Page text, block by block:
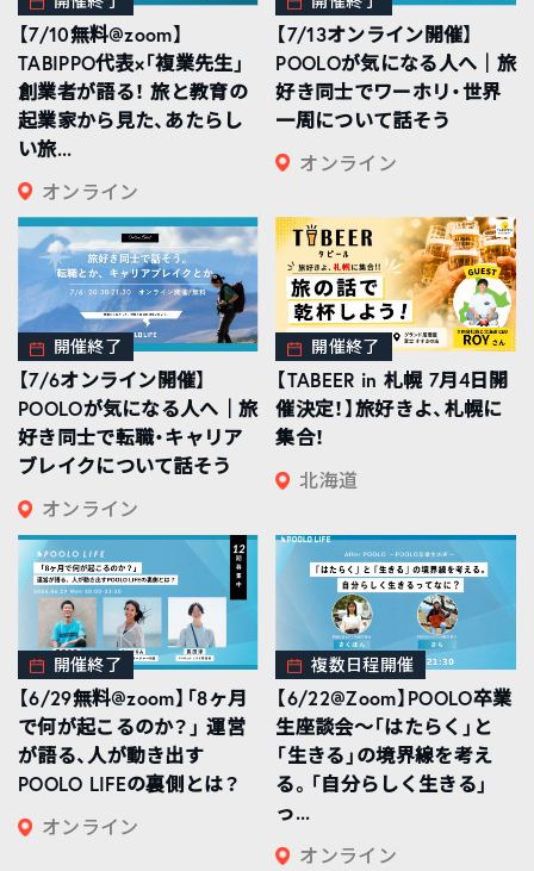
【7/10無料@zoom】
TABIPPO代表×「複業先生」
創業者が語る！ 旅と教育の
起業家から見た、あたらし
い旅...
オンライン
【7/13オンライン開催】
POOLOが気になる人へ｜旅
好き同士でワーホリ・世界
一周について話そう
オンライン
開催終了
【7/6オンライン開催】
POOLOが気になる人へ｜旅
好き同士で転職・キャリア
ブレイクについて話そう
オンライン
開催終了
【TABEER in 札幌 7月4日開
催決定！】旅好きよ、札幌に
集合！
北海道
開催終了
【6/29無料@zoom】「8ヶ月
で何が起こるのか？」 運営
が語る、人が動き出す
POOLO LIFEの裏側とは？
オンライン
複数日程開催
【6/22@Zoom】POOLO卒業
生座談会〜「はたらく」と
「生きる」の境界線を考え
る。「自分らしく生きる」
っ...
オンライン